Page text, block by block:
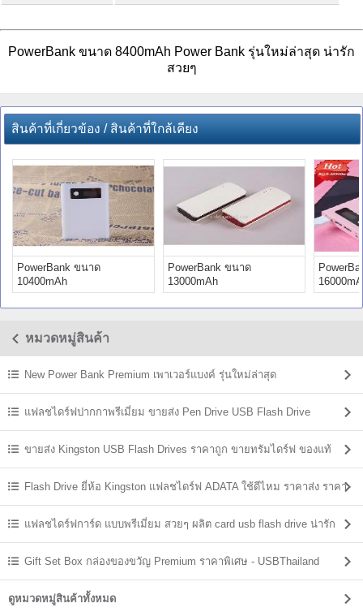
PowerBank ขนาด 8400mAh Power Bank รุ่นใหม่ล่าสุด น่ารัก
สวยๆ
สินค้าที่เกี่ยวข้อง / สินค้าที่ใกล้เคียง
PowerBank ขนาด
10400mAh
PowerBank ขนาด
13000mAh
หมวดหมู่สินค้า
New Power Bank Premium เพาเวอร์แบงค์ รุ่นใหม่ล่าสุด
แฟลชไดร์ฟปากกาพรีเมี่ยม ขายส่ง Pen Drive USB Flash Drive
ขายส่ง Kingston USB Flash Drives ราคาถูก ขายทรัมไดร์ฟ ของแท้
Flash Drive ยี่ห้อ Kingston แฟลชไดร์ฟ ADATA ใช้ดีไหม ราคาส่ง ราคา
ถูก แฟลชไดร์ฟการ์ด แบบพรีเมี่ยม สวยๆ ผลิต card usb flash drive น่ารัก
Gift Set Box กล่องของขวัญ Premium ราคาพิเศษ - USBThailand
ดูหมวดหมู่สินค้าทั้งหมด